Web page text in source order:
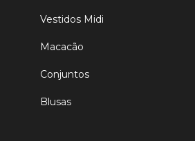
Vestidos Midi
Macacão
Conjuntos
Blusas